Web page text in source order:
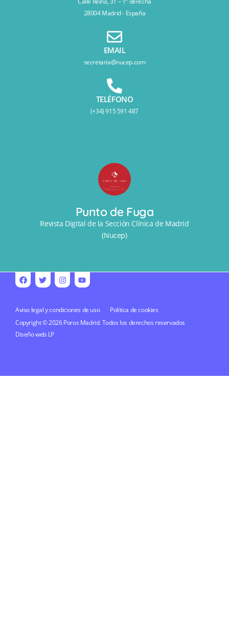
28004 Madrid - España
EMAIL
secretaria@nucep.com
TELÉFONO
(+34) 915 591 487
Punto de Fuga
Revista Digital de la Sección Clínica de Madrid
(Nucep)
Aviso legal y condiciones de uso
Política de cookies
Copyright © 2026 Poros Madrid. Todos los derechos reservados
Diseño web LP